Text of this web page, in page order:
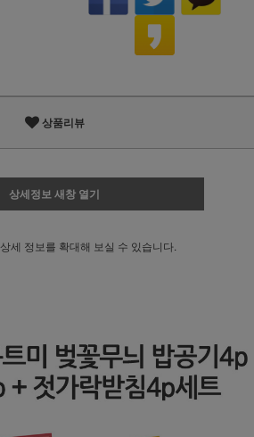
상품리뷰
상세정보 새창 열기
상세 정보를 확대해 보실 수 있습니다.